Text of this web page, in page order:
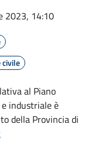
2023, 14:10
civile
al Piano
industriale è
della Provincia di